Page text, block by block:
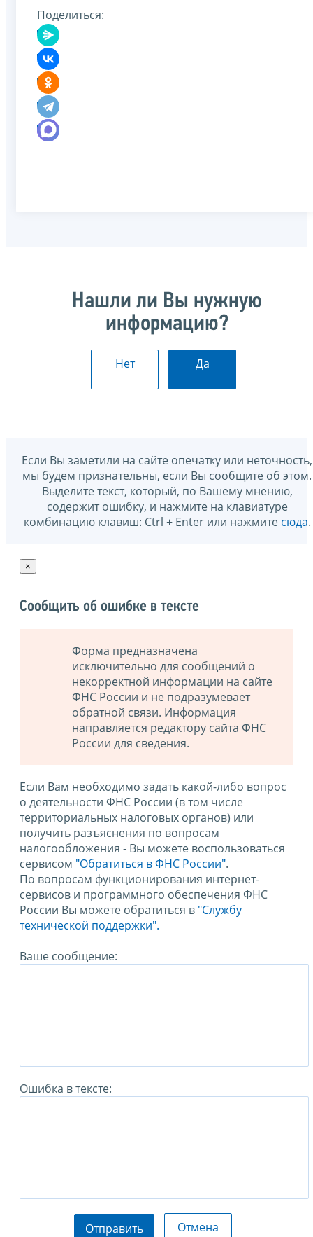
Поделиться:
Нашли ли Вы нужную
информацию?
Нет Да
Если Вы заметили на сайте опечатку или неточность,
мы будем признательны, если Вы сообщите об этом.
Выделите текст, который, по Вашему мнению,
содержит ошибку, и нажмите на клавиатуре
комбинацию клавиш: Ctrl + Enter или нажмите сюда.
×
Сообщить об ошибке в тексте
Форма предназначена
исключительно для сообщений о
некорректной информации на сайте
ФНС России и не подразумевает
обратной связи. Информация
направляется редактору сайта ФНС
России для сведения.
Если Вам необходимо задать какой-либо вопрос
о деятельности ФНС России (в том числе
территориальных налоговых органов) или
получить разъяснения по вопросам
налогообложения - Вы можете воспользоваться
сервисом "Обратиться в ФНС России".
По вопросам функционирования интернет-
сервисов и программного обеспечения ФНС
России Вы можете обратиться в "Службу
технической поддержки".
Ваше сообщение:
Ошибка в тексте:
Отправить Отмена